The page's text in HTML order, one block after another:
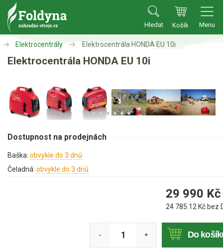
Hledat Košík Menu
Zahradní traktory
Zahradní ridery
Aku traktory
Příslušenství
Sekačky
Benzínové sekačky
Elektrocentrály Elektrocentrála HONDA EU 10i
Elektrocentrála HONDA EU 10i
Dostupnost na prodejnách
Baška: obvykle do 3 dnů
Čeladná: obvykle do 3 dnů
29 990 Kč
24 785.12 Kč bez
- + Do